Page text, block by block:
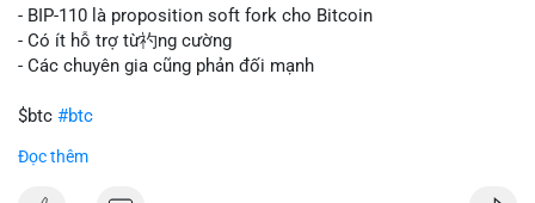
tán rủi ro. Với mức giá 65K, khối lượng này không quá lớn để
gây sốc thanh khoản tức thời, nhưng vẫn đủ sức tạo biến động
tâm lý ngắn hạn nếu hướng đến sàn tập trung.
Lời khuyên cho nhà đầu tư nhỏ lẻ:
hướng đi của dòng tiền. Tránh hành động theo cảm xúc, ưu
- BIP-110 là proposition soft fork cho Bitcoin
- Có ít hỗ trợ từ礿ng cường
- Các chuyên gia cũng phản đối mạnh
$btc #btc
#vlikevn
Đọc thêm